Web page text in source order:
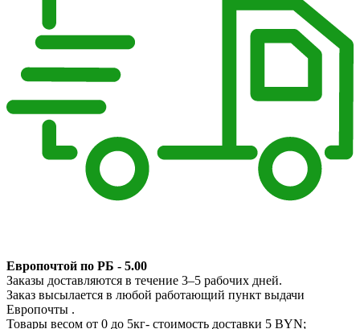
Европочтой по РБ - 5.00
Заказы доставляются в течение 3–5 рабочих дней.
Заказ высылается в любой работающий пункт выдачи
Европочты .
Товары весом от 0 до 5кг- стоимость доставки 5 BYN;